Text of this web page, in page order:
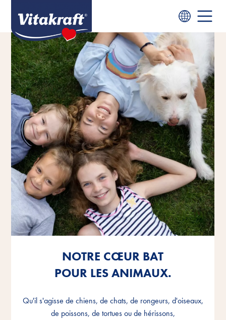
NOTRE CŒUR BAT
POUR LES ANIMAUX.
Qu'il s'agisse de chiens, de chats, de rongeurs, d'oiseaux,
de poissons, de tortues ou de hérissons,
NOTRE CŒUR BAT
POUR LES ANIMAUX.
Qu'il s'agisse de chiens, de chats, de rongeurs, d'oiseaux,
de poissons, de tortues ou de hérissons,
NOTRE CŒUR BAT
POUR LES ANIMAUX.
Qu'il s'agisse de chiens, de chats, de rongeurs, d'oiseaux,
de poissons, de tortues ou de hérissons,